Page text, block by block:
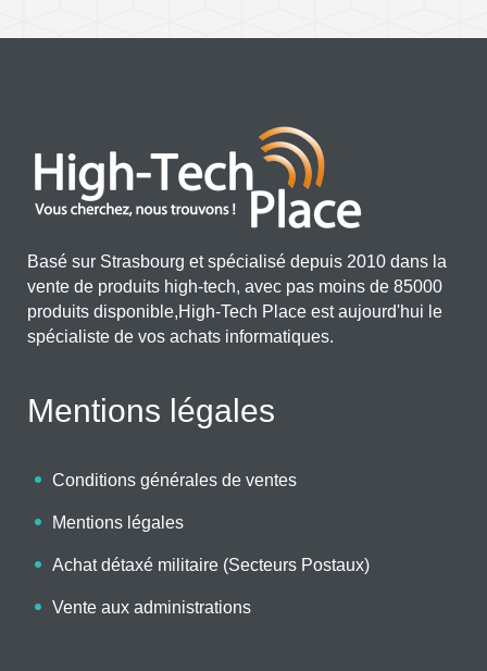
Basé sur Strasbourg et spécialisé depuis 2010 dans la
vente de produits high-tech, avec pas moins de 85000
produits disponible,High-Tech Place est aujourd'hui le
spécialiste de vos achats informatiques.
Mentions légales
Conditions générales de ventes
Mentions légales
Achat détaxé militaire (Secteurs Postaux)
Vente aux administrations